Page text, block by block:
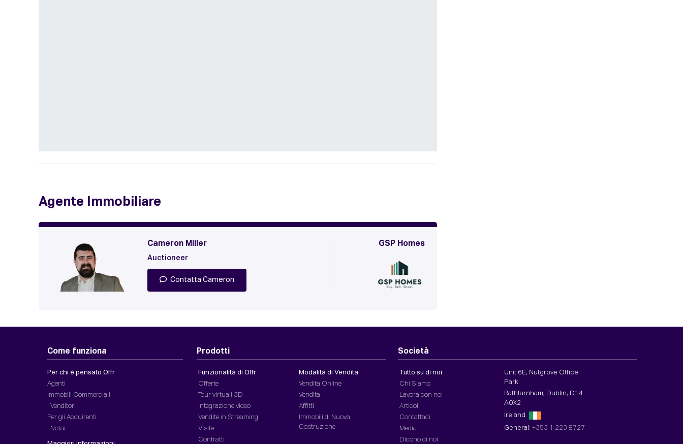
Agente Immobiliare
Cameron Miller
Auctioneer
Contatta Cameron
GSP Homes
Come funziona
Per chi è pensato Offr
Agenti
Immobili Commerciali
I Venditori
Per gli Acquirenti
I Notai
Prodotti
Funzionalità di Offr
Offerte
Tour virtuali 3D
Integrazione video
Vendite in Streaming
Visite
Contratti
Modalità di Vendita
Vendita Online
Vendita
Affitti
Immobili di Nuova
Costruzione
Società
Tutto su di noi
Chi Siamo
Lavora con noi
Articoli
Contattaci
Media
Dicono di noi
Unit 6E, Nutgrove Office
Park
Rathfarnham, Dublin, D14
A0X2
Ireland
General:+353 1 223 8727